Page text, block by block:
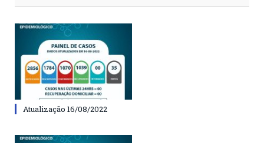
Atualização 16/08/2022